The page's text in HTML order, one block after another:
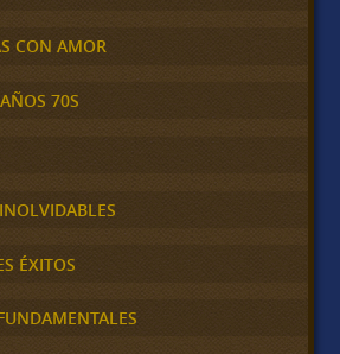
CON AMOR
70S
ÉXITOS